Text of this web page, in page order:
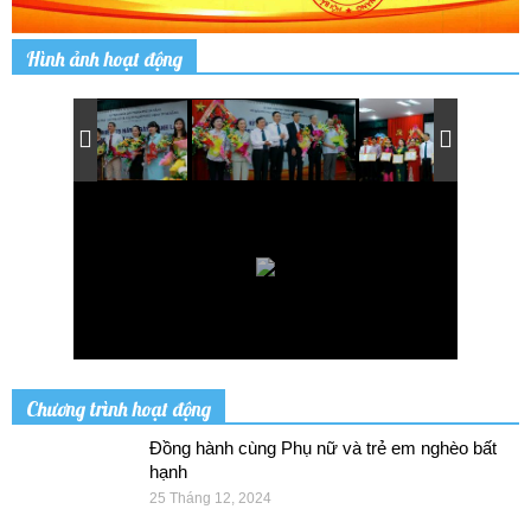
Hình ảnh hoạt động
Chương trình hoạt động
Đồng hành cùng Phụ nữ và trẻ em nghèo bất
hạnh
25 Tháng 12, 2024